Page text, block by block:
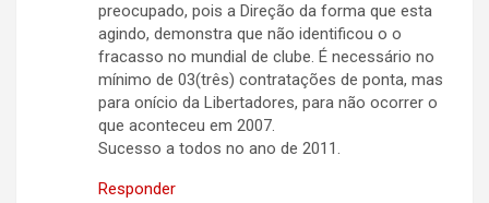
preocupado, pois a Direção da forma que esta
agindo, demonstra que não identificou o o
fracasso no mundial de clube. É necessário no
mínimo de 03(três) contratações de ponta, mas
para onício da Libertadores, para não ocorrer o
que aconteceu em 2007.
Sucesso a todos no ano de 2011.
Responder